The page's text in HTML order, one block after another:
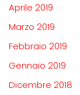
Aprile 2019
Marzo 2019
Febbraio 2019
Gennaio 2019
Dicembre 2018